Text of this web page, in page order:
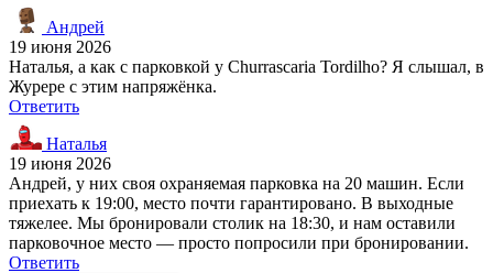
Андрей
19 июня 2026
Наталья, а как с парковкой у Churrascaria Tordilho? Я слышал, в
Журере с этим напряжёнка.
Ответить
Наталья
19 июня 2026
Андрей, у них своя охраняемая парковка на 20 машин. Если
приехать к 19:00, место почти гарантировано. В выходные
тяжелее. Мы бронировали столик на 18:30, и нам оставили
парковочное место — просто попросили при бронировании.
Ответить